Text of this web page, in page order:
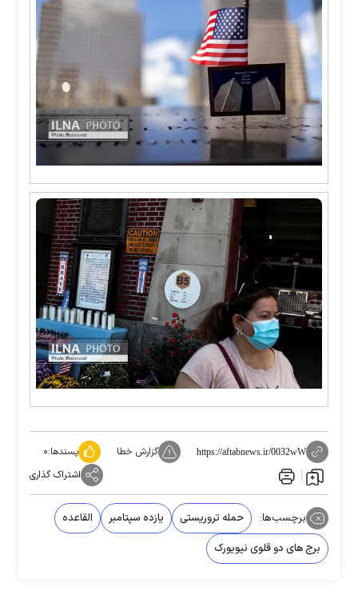
https://aftabnews.ir/0032wW گزارش خطا پسندها:۰
اشتراک گذاری
برچسب‌ها: حمله تروریستی یازده سپتامبر
القاعده
برج های دو قلوی نیویورک